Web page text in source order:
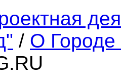
/ О Городе